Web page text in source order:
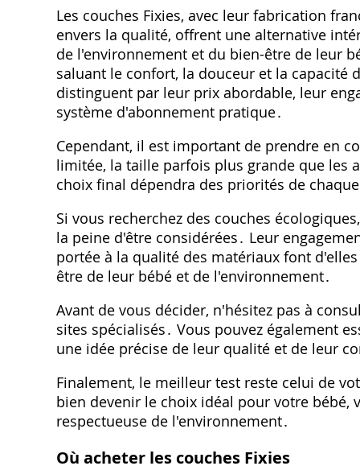
Les couches Fixies‚ avec leur fabrication
envers la qualité‚ offrent une alternative
de l'environnement et du bien-être de leur
saluant le confort‚ la douceur et la capacité
distinguent par leur prix abordable‚ leur
système d'abonnement pratique․
Cependant‚ il est important de prendre en
limitée‚ la taille parfois plus grande que les
choix final dépendra des priorités de
Si vous recherchez des couches
la peine d'être considérées․ Leur
portée à la qualité des matériaux font
être de leur bébé et de l'environnement․
Avant de vous décider‚ n'hésitez pas à
sites spécialisés․ Vous pouvez également
une idée précise de leur qualité et de leur
Finalement‚ le meilleur test reste celui de
bien devenir le choix idéal pour votre
respectueuse de l'environnement․
Où acheter les couches Fixies